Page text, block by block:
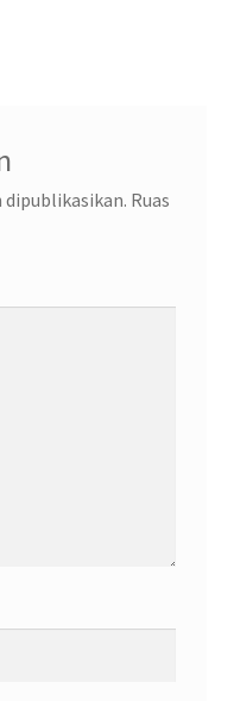
Ruas